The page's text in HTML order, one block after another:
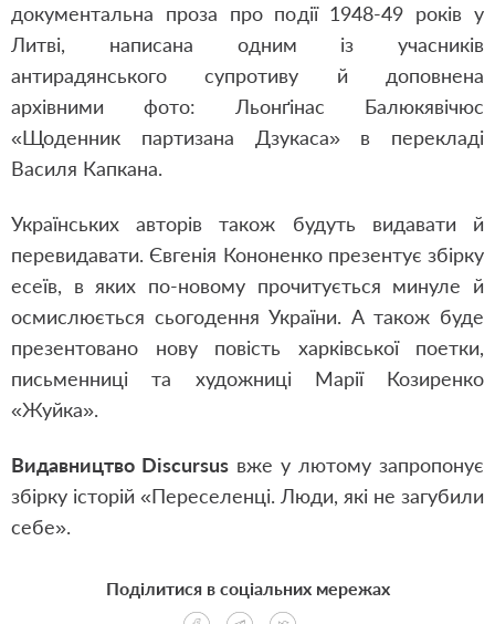
документальна проза про події 1948-49 років у
Литві, написана одним із учасників
антирадянського супротиву й доповнена
архівними фото: Льонґінас Балюкявічюс
«Щоденник партизана Дзукаса» в перекладі
Василя Капкана.
Українських авторів також будуть видавати й
перевидавати. Євгенія Кононенко презентує збірку
есеїв, в яких по-новому прочитується минуле й
осмислюється сьогодення України. А також буде
презентовано нову повість харківської поетки,
письменниці та художниці Марії Козиренко
«Жуйка».
Видавництво Discursus вже у лютому запропонує
збірку історій «Переселенці. Люди, які не загубили
себе».
Поділитися в соціальних мережах